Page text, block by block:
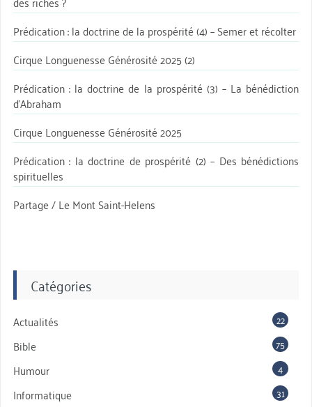
Prédication : la doctrine de la prospérité (4) – Semer et récolter
Cirque Longuenesse Générosité 2025 (2)
Prédication : la doctrine de la prospérité (3) – La bénédiction
d’Abraham
Cirque Longuenesse Générosité 2025
Prédication : la doctrine de prospérité (2) – Des bénédictions
spirituelles
Partage / Le Mont Saint-Helens
Catégories
Actualités 22
Bible 75
Humour 4
Informatique 31